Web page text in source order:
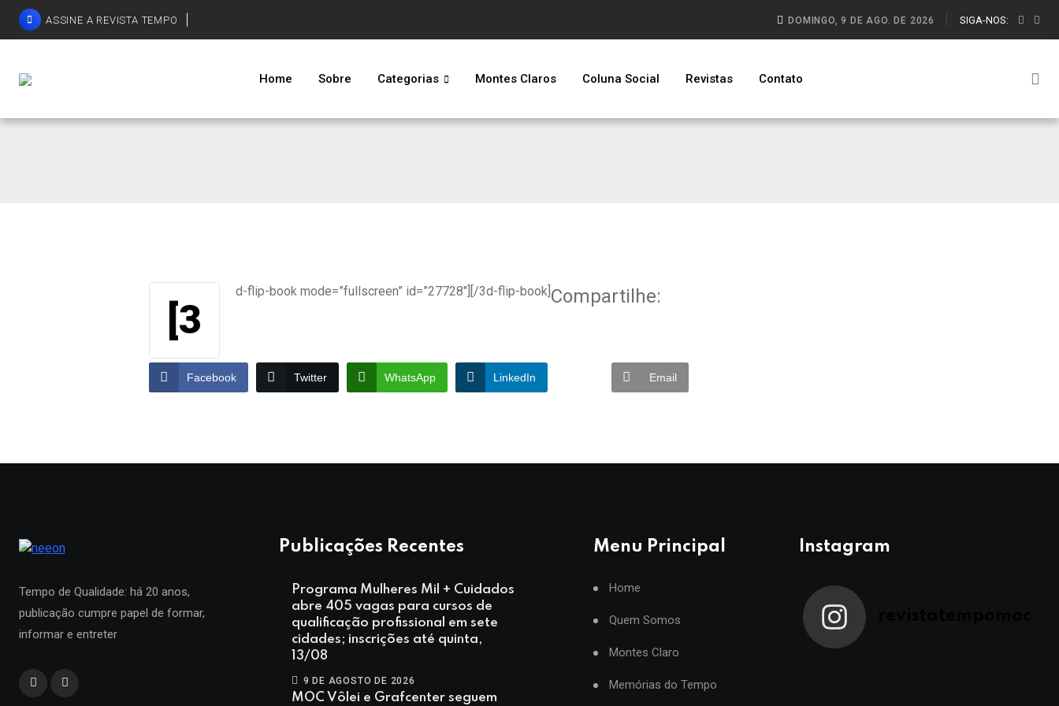
ASSINE A REVISTA TEMPO DOMINGO, 9 DE AGO. DE 2026 SIGA-NOS:
Home Sobre Categorias Montes Claros Coluna Social Revistas Contato
[3
d-flip-book mode=”fullscreen” id=”27728″][/3d-flip-book] Compartilhe:
Facebook Twitter WhatsApp LinkedIn Email
Tempo de Qualidade: há 20 anos,
publicação cumpre papel de formar,
informar e entreter
Publicações Recentes
Programa Mulheres Mil + Cuidados
abre 405 vagas para cursos de
qualificação profissional em sete
cidades; inscrições até quinta,
13/08
9 DE AGOSTO DE 2026
MOC Vôlei e Grafcenter seguem
Menu Principal
Home
Quem Somos
Montes Claro
Memórias do Tempo
Instagram